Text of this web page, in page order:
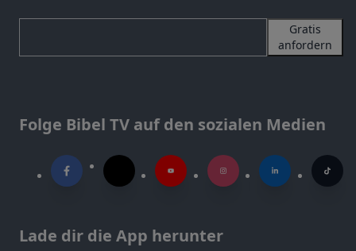
Gratis
anfordern
Folge Bibel TV auf den sozialen Medien
Lade dir die App herunter